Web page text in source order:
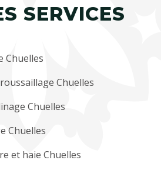
SERVICES
Chuelles
Chuelles
Chuelles
Chuelles
et haie Chuelles